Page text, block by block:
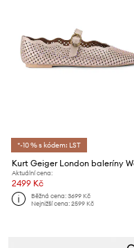
*-10 % s kódem: LST
Aktuální cena:
2499 Kč
Běžná cena:3699 Kč
Nejnižší cena:2599 Kč